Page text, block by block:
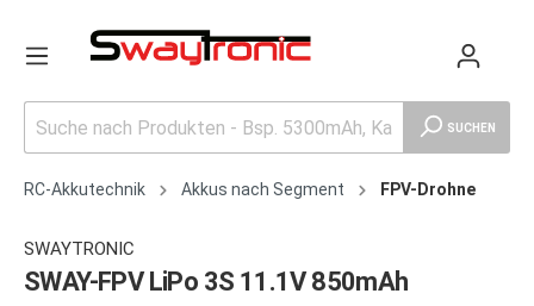
SUCHEN
RC-Akkutechnik Akkus nach Segment FPV-Drohne
SWAYTRONIC
SWAY-FPV LiPo 3S 11.1V 850mAh